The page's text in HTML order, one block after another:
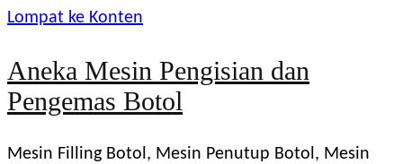
Lompat ke Konten
Aneka Mesin Pengisian dan
Pengemas Botol
Mesin Filling Botol, Mesin Penutup Botol, Mesin